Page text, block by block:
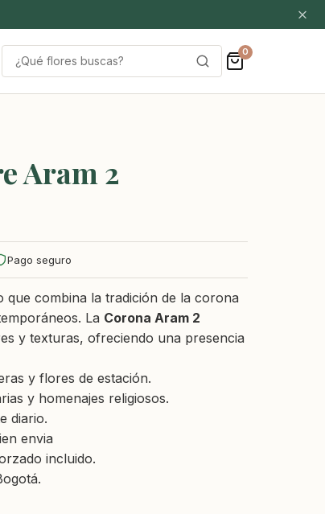
Buscar
por:
0
Aram 2
Pago seguro
que combina la tradición de la corona
La Corona Aram 2
y texturas, ofreciendo una presencia
y flores de estación.
y homenajes religiosos.
diario.
envia
incluido.